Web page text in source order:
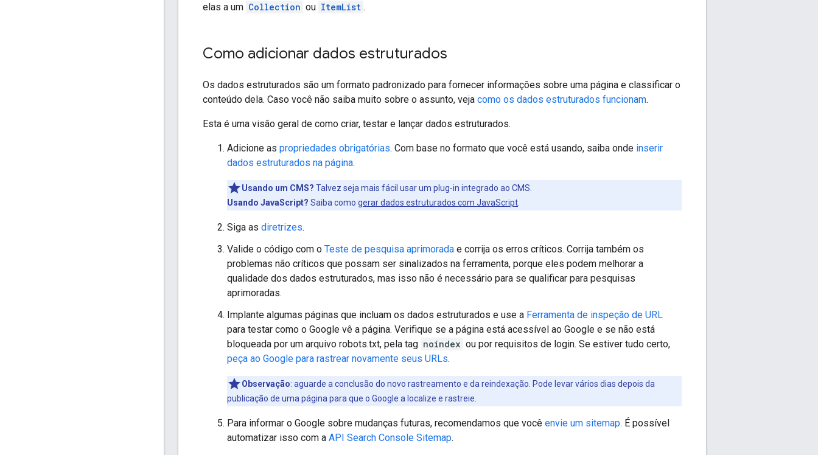
elas a um Collection ou ItemList .
Como adicionar dados estruturados
Os dados estruturados são um formato padronizado para fornecer informações sobre uma página e classificar o
conteúdo dela. Caso você não saiba muito sobre o assunto, veja como os dados estruturados funcionam.
Esta é uma visão geral de como criar, testar e lançar dados estruturados.
Adicione as propriedades obrigatórias. Com base no formato que você está usando, saiba onde inserir
dados estruturados na página.
Usando um CMS? Talvez seja mais fácil usar um plug-in integrado ao CMS.
Usando JavaScript? Saiba como gerar dados estruturados com JavaScript
Siga as diretrizes.
Valide o código com o Teste de pesquisa aprimorada e corrija os erros críticos. Corrija também os
problemas não críticos que possam ser sinalizados na ferramenta, porque eles podem melhorar a
qualidade dos dados estruturados, mas isso não é necessário para se qualificar para pesquisas
aprimoradas.
Implante algumas páginas que incluam os dados estruturados e use a Ferramenta de inspeção de URL
para testar como o Google vê a página. Verifique se a página está acessível ao Google e se não está
bloqueada por um arquivo robots.txt, pela tag noindex ou por requisitos de login. Se estiver tudo certo,
peça ao Google para rastrear novamente seus URLs.
Observação: aguarde a conclusão do novo rastreamento e da reindexação. Pode levar vários dias depois da
publicação de uma página para que o Google a localize e rastreie.
Para informar o Google sobre mudanças futuras, recomendamos que você envie um sitemap. É possível
automatizar isso com a API Search Console Sitemap.